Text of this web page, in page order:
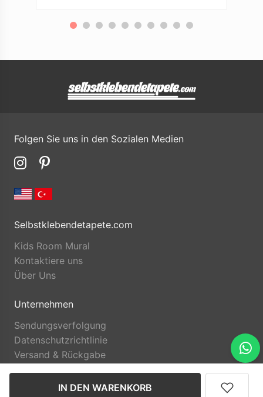
IN DEN WARENKORB
Folgen Sie uns in den Sozialen Medien
Selbstklebendetapete.com
Kids Room Mural
Kontaktiere uns
Über Uns
Unternehmen
Sendungsverfolgung
Datenschutzrichtlinie
Versand & Rückgabe